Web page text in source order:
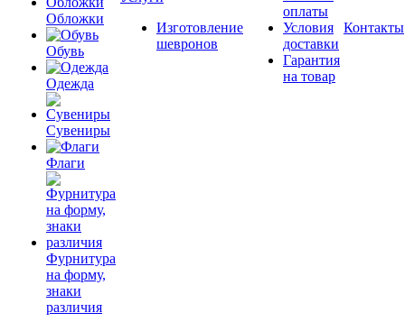
Обложки
Обувь
Одежда
Сувениры
Флаги
Фурнитура
на форму,
знаки
различия
Изготовление
шевронов
оплаты
Условия
доставки
Гарантия
на товар
Контакты